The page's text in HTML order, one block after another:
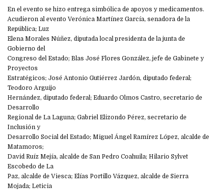
En el evento se hizo entrega simbólica de apoyos y medicamentos.
Acudieron al evento Verónica Martínez García, senadora de la
República; Luz
Elena Morales Núñez, diputada local presidenta de la junta de
Gobierno del
Congreso del Estado; Blas José Flores González, jefe de Gabinete y
Proyectos
Estratégicos; José Antonio Gutiérrez Jardón, diputado federal;
Teodoro Arguijo
Hernández, diputado federal; Eduardo Olmos Castro, secretario de
Desarrollo
Regional de La Laguna; Gabriel Elizondo Pérez, secretario de
Inclusión y
Desarrollo Social del Estado; Miguel Ángel Ramírez López, alcalde de
Matamoros;
David Ruíz Mejía, alcalde de San Pedro Coahuila; Hilario Sylvet
Escobedo de La
Paz, alcalde de Viesca; Elías Portillo Vázquez, alcalde de Sierra
Mojada; Leticia